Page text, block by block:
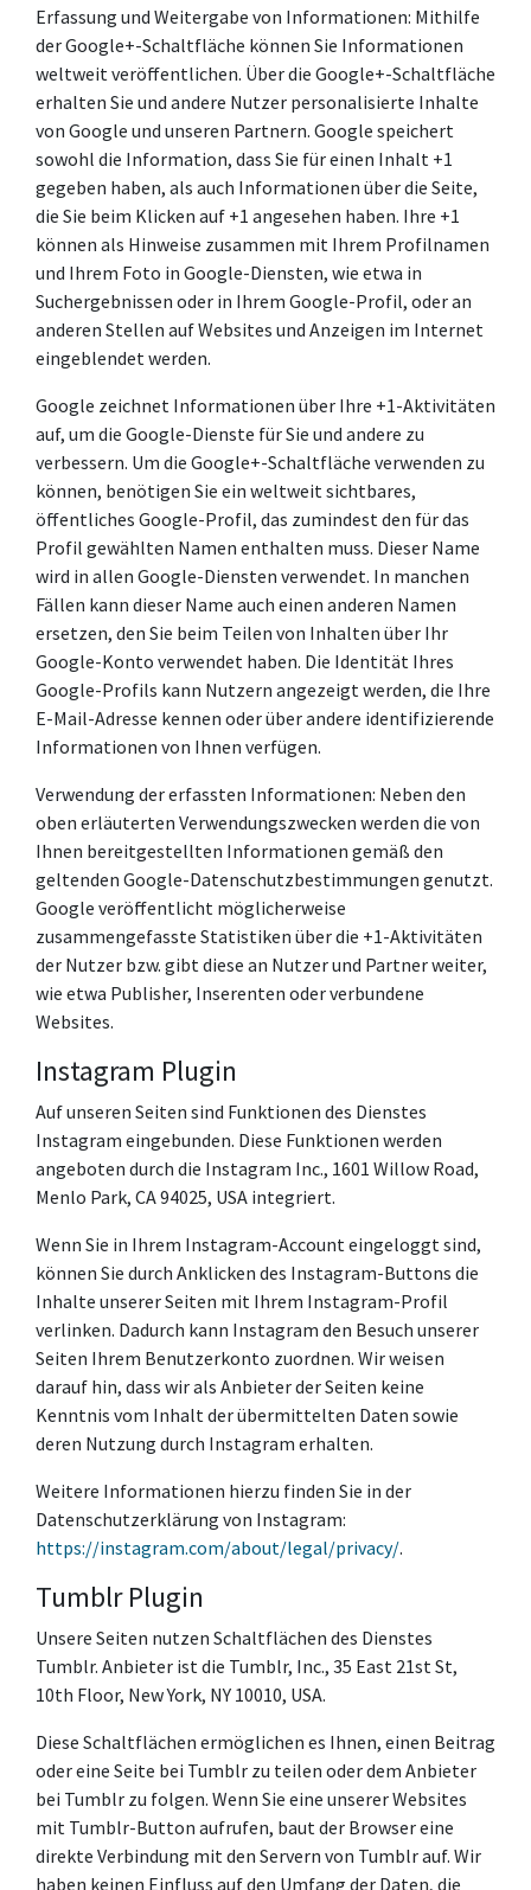
Erfassung und Weitergabe von Informationen: Mithilfe
der Google+-Schaltfläche können Sie Informationen
weltweit veröffentlichen. Über die Google+-Schaltfläche
erhalten Sie und andere Nutzer personalisierte Inhalte
von Google und unseren Partnern. Google speichert
sowohl die Information, dass Sie für einen Inhalt +1
gegeben haben, als auch Informationen über die Seite,
die Sie beim Klicken auf +1 angesehen haben. Ihre +1
können als Hinweise zusammen mit Ihrem Profilnamen
und Ihrem Foto in Google-Diensten, wie etwa in
Suchergebnissen oder in Ihrem Google-Profil, oder an
anderen Stellen auf Websites und Anzeigen im Internet
eingeblendet werden.
Google zeichnet Informationen über Ihre +1-Aktivitäten
auf, um die Google-Dienste für Sie und andere zu
verbessern. Um die Google+-Schaltfläche verwenden zu
können, benötigen Sie ein weltweit sichtbares,
öffentliches Google-Profil, das zumindest den für das
Profil gewählten Namen enthalten muss. Dieser Name
wird in allen Google-Diensten verwendet. In manchen
Fällen kann dieser Name auch einen anderen Namen
ersetzen, den Sie beim Teilen von Inhalten über Ihr
Google-Konto verwendet haben. Die Identität Ihres
Google-Profils kann Nutzern angezeigt werden, die Ihre
E-Mail-Adresse kennen oder über andere identifizierende
Informationen von Ihnen verfügen.
Verwendung der erfassten Informationen: Neben den
oben erläuterten Verwendungszwecken werden die von
Ihnen bereitgestellten Informationen gemäß den
geltenden Google-Datenschutzbestimmungen genutzt.
Google veröffentlicht möglicherweise
zusammengefasste Statistiken über die +1-Aktivitäten
der Nutzer bzw. gibt diese an Nutzer und Partner weiter,
wie etwa Publisher, Inserenten oder verbundene
Websites.
Instagram Plugin
Auf unseren Seiten sind Funktionen des Dienstes
Instagram eingebunden. Diese Funktionen werden
angeboten durch die Instagram Inc., 1601 Willow Road,
Menlo Park, CA 94025, USA integriert.
Wenn Sie in Ihrem Instagram-Account eingeloggt sind,
können Sie durch Anklicken des Instagram-Buttons die
Inhalte unserer Seiten mit Ihrem Instagram-Profil
verlinken. Dadurch kann Instagram den Besuch unserer
Seiten Ihrem Benutzerkonto zuordnen. Wir weisen
darauf hin, dass wir als Anbieter der Seiten keine
Kenntnis vom Inhalt der übermittelten Daten sowie
deren Nutzung durch Instagram erhalten.
Weitere Informationen hierzu finden Sie in der
Datenschutzerklärung von Instagram:
https://instagram.com/about/legal/privacy/.
Tumblr Plugin
Unsere Seiten nutzen Schaltflächen des Dienstes
Tumblr. Anbieter ist die Tumblr, Inc., 35 East 21st St,
10th Floor, New York, NY 10010, USA.
Diese Schaltflächen ermöglichen es Ihnen, einen Beitrag
oder eine Seite bei Tumblr zu teilen oder dem Anbieter
bei Tumblr zu folgen. Wenn Sie eine unserer Websites
mit Tumblr-Button aufrufen, baut der Browser eine
direkte Verbindung mit den Servern von Tumblr auf. Wir
haben keinen Einfluss auf den Umfang der Daten, die